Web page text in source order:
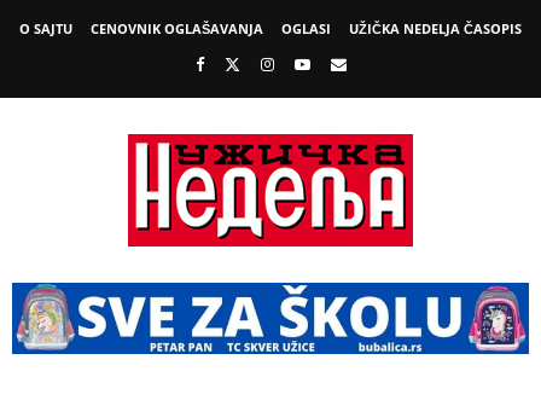
O SAJTU CENOVNIK OGLAŠAVANJA OGLASI UŽIČKA NEDELJA ČASOPIS